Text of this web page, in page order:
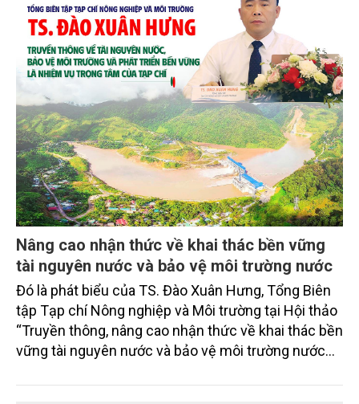
Nâng cao nhận thức về khai thác bền vững
tài nguyên nước và bảo vệ môi trường nước
Đó là phát biểu của TS. Đào Xuân Hưng, Tổng Biên
tập Tạp chí Nông nghiệp và Môi trường tại Hội thảo
“Truyền thông, nâng cao nhận thức về khai thác bền
vững tài nguyên nước và bảo vệ môi trường nước
trường phối hợp với Sở Nông nghiệp và Môi trường